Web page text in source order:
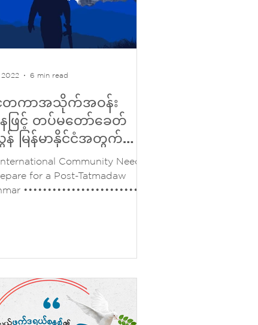
တကာအသိုက်အဝန်း
ဖြင့် တပ်မတော်ခေတ်
မြန်မာနိုင်ငံအတွက်
င်ပြင်ထားရန်လိုအပ်နေ
Community Needs
for a Post-Tatmadaw
••••••••••••••••••••••••••
2022 6 min read